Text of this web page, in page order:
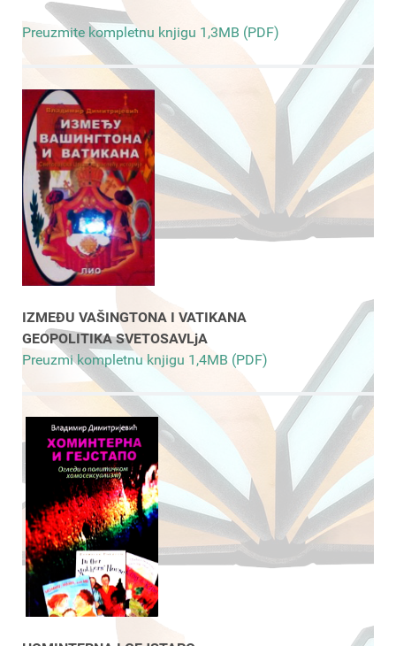
Preuzmite kompletnu knjigu 1,3MB (PDF)
IZMEĐU VAŠINGTONA I VATIKANA
GEOPOLITIKA SVETOSAVLjA
Preuzmi kompletnu knjigu 1,4MB (PDF)